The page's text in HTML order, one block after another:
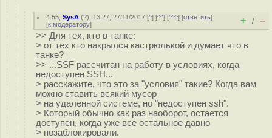
4.55 ,SysA (?), 13:27, 27/11/2017 [^] [^^] [^^^] [ответить]
[к модератору] + / –
>> Для тех, кто в танке:
> от тех кто накрылся кастрюлькой и думает что в
танке?
>> ...SSF рассчитан на работу в условиях, когда
недоступен SSH...
> расскажите, что это за "условия" такие? Когда вам
можно ставить всякий мусор
> на удаленной системе, но "недоступен ssh".
> Который обычно как раз наоборот, остается
доступен, когда уже все остальное давно
> позаблокировали.